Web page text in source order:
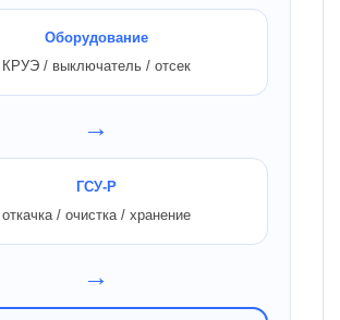
Оборудование
КРУЭ / выключатель / отсек
→
ГСУ-Р
откачка / очистка / хранение
→